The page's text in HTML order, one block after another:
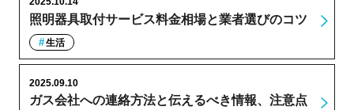
照明器具取付サービス料金相場と業者選びのコツ
生活
ガス会社への連絡方法と伝えるべき情報、注意点
2025.09.10